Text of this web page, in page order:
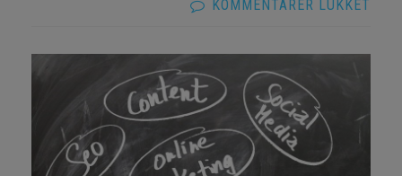
KOMMENTARER LUKKET
ET